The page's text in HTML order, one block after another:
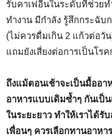
รับคาเฟอีนในระดับที่ช่วย
ทำงาน มีกำลัง รู้สึกกระฉับ
(ไม่ควรดื่มเกิน 2 แก้วต่อ
แถมยังเสี่ยงต่อการเป็นโร
ถึงแม้ตอนเช้าจะเป็นมื้ออ
อาหารแบบเดิมซ้ำๆ กันเป็น
ในระยะยาว ทำให้เราได้รั
เพื่อนๆ ควรเลือกทานอาห